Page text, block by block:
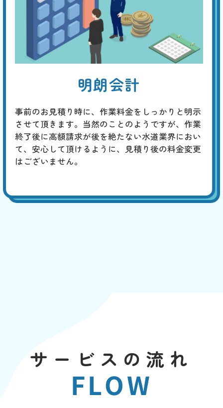
明朗会計
事前のお見積り時に、作業料金をしっかりと明示
させて頂きます。当然のことのようですが、作業
終了後に高額請求が後を絶たない水道業界におい
て、安心して頂けるように、見積り後の料金変更
はございません。
サービスの流れ
FLOW